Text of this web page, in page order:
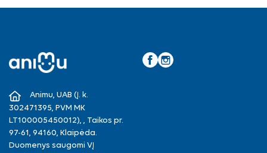
Animu, UAB (Į. k.
302471395, PVM MK
LT100005450012), , Taikos pr.
97-61, 94160, Klaipėda.
Duomenys saugomi VĮ